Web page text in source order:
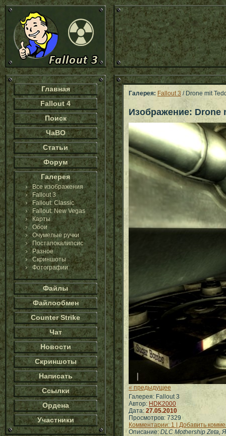
Главная
Fallout 4
Поиск
ЧаВО
Статьи
Форум
Галерея
Все изображения
Fallout 3
Fallout: Classic
Fallout: New Vegas
Карты
Обои
Очумелые ручки
Постапокалипсис
Разное
Скриншоты
Фотографии
Файлы
Файлообмен
Counter Strike
Чат
Новости
Скриншоты
Написать
Ссылки
Ордена
Участники
Галерея: Fallout 3 / Drone mit
Изображение: Drone
« предыдущее
Галерея: Fallout 3
Автор: HDK2000
Дата: 27.05.2010
Просмотров: 7329
Комментарии: 1 | Добавить
Описание: DLC Mothership Zeta,